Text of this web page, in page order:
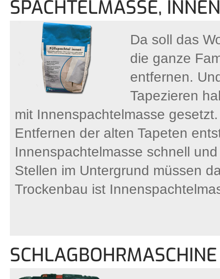
SPACHTELMASSE,
Da soll das
die ganze
entfernen.
Tapezieren
mit Innenspachtelmasse
Entfernen der alten Tapeten
Innenspachtelmasse schnell
Stellen im Untergrund müssen
Trockenbau ist